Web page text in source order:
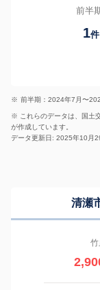
前半
1件
※ 前半期：2024年7月〜
※ これらのデータは、国土
が作成しています。
データ更新日: 2025年10月
清瀬
竹